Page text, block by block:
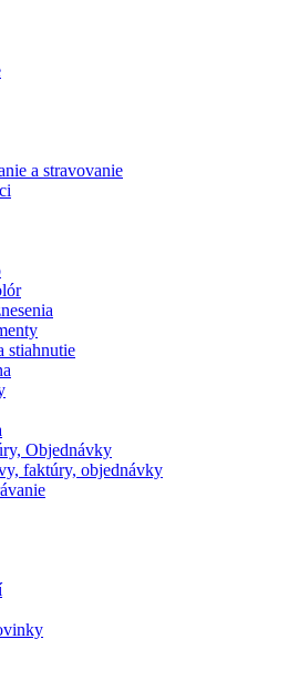
a stravovanie
stiahnutie
Objednávky
faktúry, objednávky